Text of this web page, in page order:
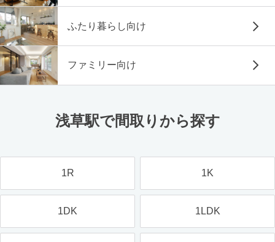
ふたり暮らし向け
ファミリー向け
浅草駅で間取りから探す
1R 1K
1DK 1LDK